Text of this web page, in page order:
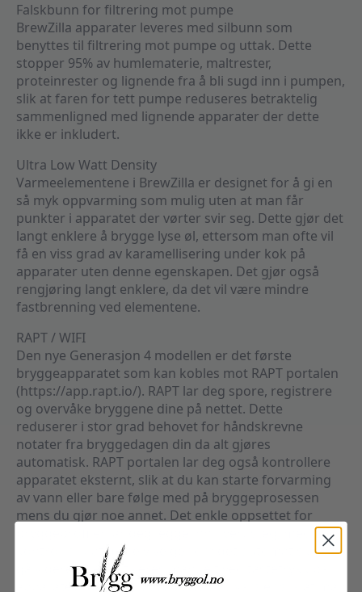
Falskbunn for filtrering mot pumpe
BrewZilla apparater leveres med silbunn som
benyttes til filtrering mot pumpe og uttak. Dette
stopper 95% av humlematerie, maltrester,
proteinrester og lignende fra å bli sugd inn i pumpen,
slik at faren for tett pumpe reduseres betraktelig
sammenligned med lignende apparater der dette
ikke er inkludert.
Ultra Low Watt Density
Varmeelementene i BrewZilla er designet for å gi en
så myk oppvarming som mulig uten at man får
punkter i apparatet der vørter svir seg. Dette gjør det
langt enklere å brygge lyse øl, ettersom man ofte vil
få en viss grad av karamellisering under kok på
apparater uten denne egenskapen. Det gjør også
rengjøring langt enklere, da det vil være mindre
fastbrenning ved elementene.
RAPT / WIFI
Den nye Generasjon 4 modellen er det første
bryggeapparatet som kan kobles mot RAPT portalen
(https://app.rapt.io/). RAPT lar deg spore, registrere
og overvåke bryggene dine på nettet. Dette
reduserer i stor grad behovet for håndskrevne
notater fra bryggedagen din da alt gjøres
automatisk. RAPT portalen lar deg også kontrollere
apparatet eksternt, slik at du kan starte forvarming
av vann eller bare følge med på bryggeprosessen
mens du gjør noe annet. Det enkle oppsettet for
bryggeprofiler lar deg legge inn hvert steg, med full
kontroll slik at du selv velger om det automatisk skal
gå videre, eller aktiveres manuelt ved tastetrykk på
apparatet. Man kan også sette opp varsler slik at man